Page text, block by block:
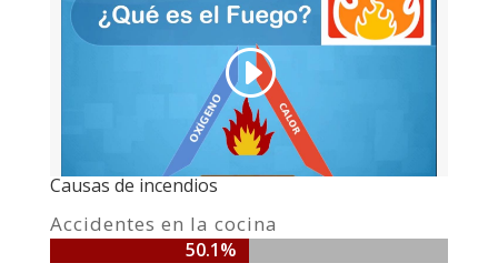
Causas de incendios
Accidentes en la cocina
50.1%
50.1%